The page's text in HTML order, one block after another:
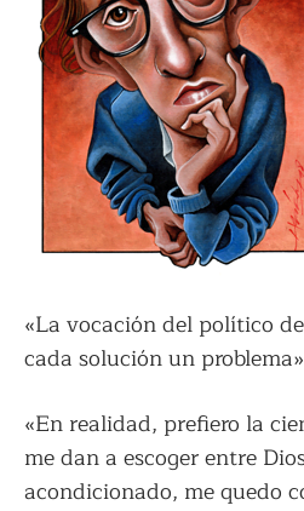
«La vocación del político
cada solución un problema»
«En realidad, prefiero la
me dan a escoger entre
acondicionado, me quedo